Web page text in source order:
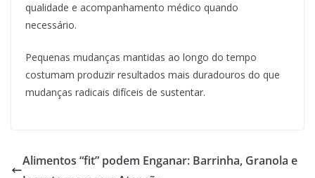
qualidade e acompanhamento médico quando
necessário.
Pequenas mudanças mantidas ao longo do tempo
costumam produzir resultados mais duradouros do que
mudanças radicais difíceis de sustentar.
Alimentos “fit” podem Enganar: Barrinha, Granola e